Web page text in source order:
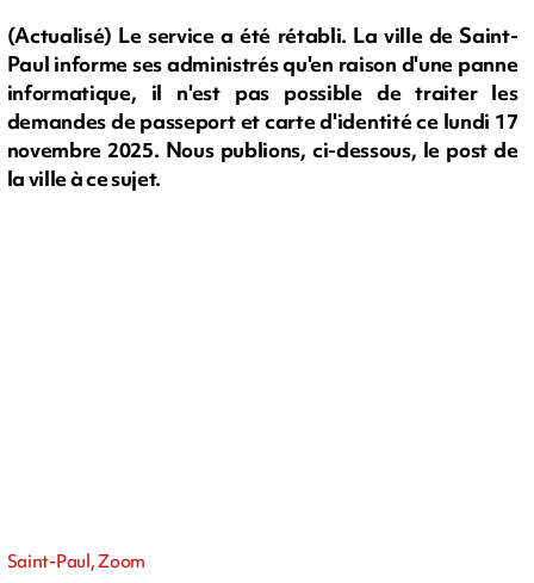
(Actualisé) Le service a été rétabli. La ville de Saint-
Paul informe ses administrés qu'en raison d'une panne
informatique, il n'est pas possible de traiter les
demandes de passeport et carte d'identité ce lundi 17
novembre 2025. Nous publions, ci-dessous, le post de
la ville à ce sujet.
Saint-Paul, Zoom